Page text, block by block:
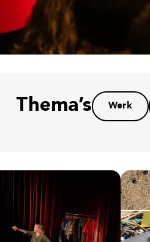
Thema’s Werk